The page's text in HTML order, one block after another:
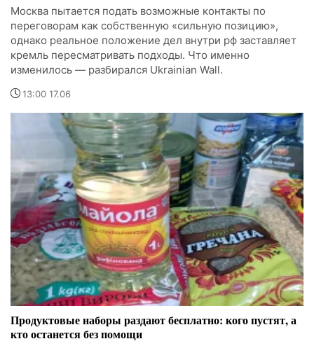
Москва пытается подать возможные контакты по
переговорам как собственную «сильную позицию»,
однако реальное положение дел внутри рф заставляет
кремль пересматривать подходы. Что именно
изменилось — разбирался Ukrainian Wall.
13:00 17.06
Продуктовые наборы раздают бесплатно: кого пустят, а
кто останется без помощи